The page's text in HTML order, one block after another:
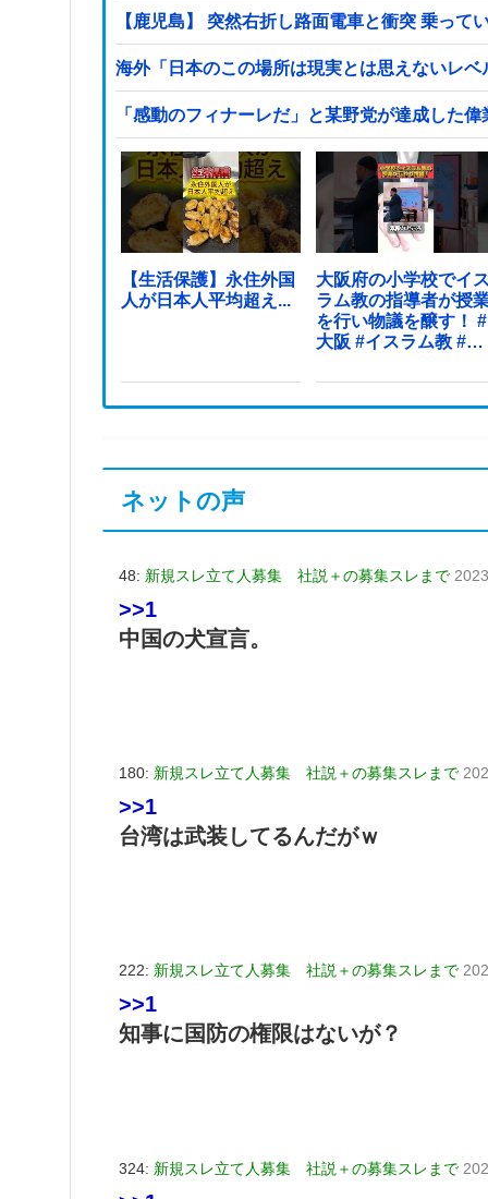
【鹿児島】 突然右折し路面電車と衝突 乗っ
海外「日本のこの場所は現実とは思えないレ
「感動のフィナーレだ」と某野党が達成した
【生活保護】永住外国
人が日本人平均超え...
大阪府の小学校でイ
ラム教の指導者が授
を行い物議を醸す！ #
大阪 #イスラム教 #モ
ネットの声
48: 新規スレ立て人募集 社説＋の募集スレまで
>>1
中国の犬宣言。
180: 新規スレ立て人募集 社説＋の募集スレまで
>>1
台湾は武装してるんだがｗ
222: 新規スレ立て人募集 社説＋の募集スレまで
>>1
知事に国防の権限はないが？
324: 新規スレ立て人募集 社説＋の募集スレまで